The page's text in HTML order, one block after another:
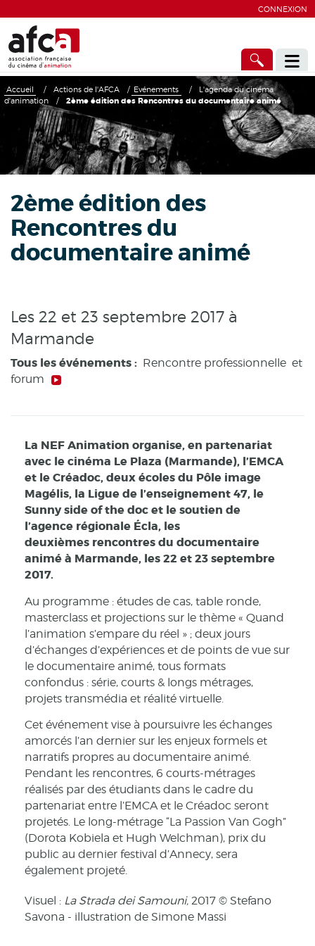
CONNEXION
Accueil / Actions de l'AFCA / Evénements /
L'agenda du cinéma
d'animation
/ 2ème édition des Rencontres du documentaire animé
2ème édition des
Rencontres du
documentaire animé
Les 22 et 23 septembre 2017 à
Marmande
Tous les événements : Rencontre professionnelle et
forum
La NEF Animation organise, en partenariat
avec le cinéma Le Plaza (Marmande), l’EMCA
et le Créadoc, deux écoles du Pôle image
Magélis, la Ligue de l’enseignement 47, le
Sunny side of the doc et le soutien de
l’agence régionale Écla, les
deuxièmes rencontres du documentaire
animé à Marmande, les 22 et 23 septembre
2017.
Au programme : études de cas, table ronde,
masterclass et projections sur le thème « Quand
l’animation s’empare du réel » ; deux jours
d’échanges d’expériences et de points de vue sur
le documentaire animé, tous formats
confondus : série, courts & longs métrages,
projets transmédia et réalité virtuelle.
Cet événement vise à poursuivre les échanges
amorcés l’an dernier sur les enjeux formels et
narratifs propres au documentaire animé.
Pendant les rencontres, 6 courts-métrages
réalisés par des étudiants dans le cadre du
partenariat entre l’EMCA et le Créadoc seront
projetés. Le long-métrage “La Passion Van Gogh”
(Dorota Kobiela et Hugh Welchman), prix du
public au dernier festival d’Annecy, sera
également projeté.
Visuel : La Strada dei Samouni, 2017 © Stefano
Savona - illustration de Simone Massi